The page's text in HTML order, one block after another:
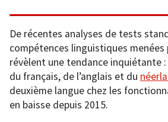
De récentes analyses de tests
compétences linguistiques menées
révèlent une tendance inquiétante
du français, de l’anglais et du
deuxième langue chez les
en baisse depuis 2015.